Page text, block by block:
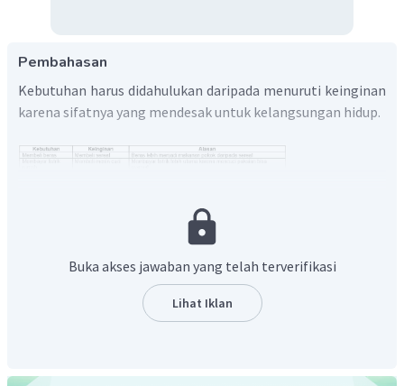
Pembahasan
Kebutuhan harus didahulukan daripada menuruti keinginan
karena sifatnya yang mendesak untuk kelangsungan hidup.
Buka akses jawaban yang telah terverifikasi
Lihat Iklan